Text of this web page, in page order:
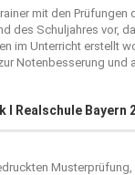
mit den
des Schuljahres vor,
im Unterricht erstellt
Notenbesserung und
Realschule Bayern